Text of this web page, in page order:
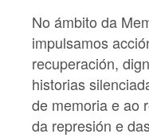
No ámbito da
impulsamos
recuperación,
historias
de memoria e ao
da represión e